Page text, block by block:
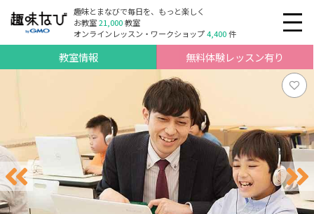
趣味とまなびで毎日を、もっと楽しく
お教室21,000教室
オンラインレッスン・ワークショップ4,400件
教室情報 無料体験レッスン有り